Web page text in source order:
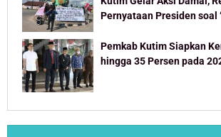
Pernyataan Presiden soal
Pemkab Kutim Siapkan
hingga 35 Persen pada